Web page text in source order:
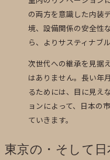
の両方を意識した内装
境、設備関係の安全性
ら、よりサスティナブ
次世代への継承を見据
はありません。長い年
るためには、目に見え
ョンによって、日本の
ていきます。
東京の・そして日